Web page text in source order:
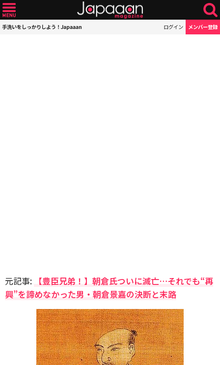
手洗いをしっかりしよう！Japaaan ログイン メンバー登録
元記事: 【豊臣兄弟！】朝倉氏ついに滅亡…それでも“再
興”を諦めなかった男・朝倉景嘉の決断と末路